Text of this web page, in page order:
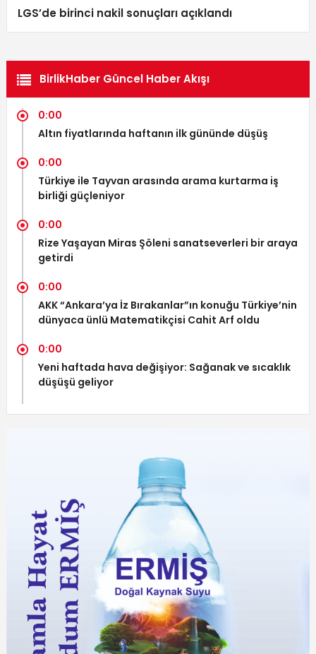
LGS’de birinci nakil sonuçları açıklandı
BirlikHaber Güncel Haber Akışı
0:00
Altın fiyatlarında haftanın ilk gününde düşüş
0:00
Türkiye ile Tayvan arasında arama kurtarma iş
birliği güçleniyor
0:00
Rize Yaşayan Miras Şöleni sanatseverleri bir araya
getirdi
0:00
AKK “Ankara’ya İz Bırakanlar”ın konuğu Türkiye’nin
dünyaca ünlü Matematikçisi Cahit Arf oldu
0:00
Yeni haftada hava değişiyor: Sağanak ve sıcaklık
düşüşü geliyor